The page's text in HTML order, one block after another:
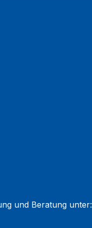
und Beratung unter: